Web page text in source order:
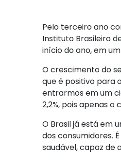
Pelo terceiro ano
Instituto Brasileiro
início do ano, em
O crescimento do
que é positivo para
entrarmos em um
2,2%, pois apenas
O Brasil já está em
dos consumidores.
saudável, capaz de